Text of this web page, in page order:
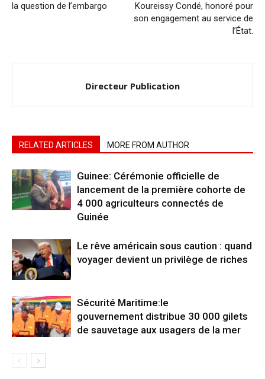
la question de l’embargo
Koureissy Condé, honoré pour
son engagement au service de
l’État.
Directeur Publication
RELATED ARTICLES MORE FROM AUTHOR
Guinee: Cérémonie officielle de
lancement de la première cohorte de
4 000 agriculteurs connectés de
Guinée
Le rêve américain sous caution : quand
voyager devient un privilège de riches
Sécurité Maritime:le
gouvernement distribue 30 000 gilets
de sauvetage aux usagers de la mer